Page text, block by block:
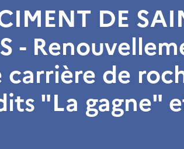
DE
-
de
"La gagne"